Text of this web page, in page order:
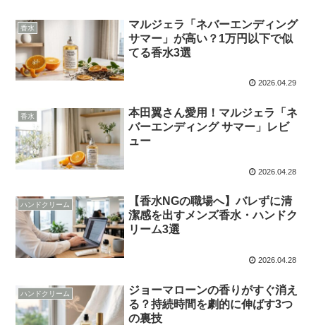
香水
マルジェラ「ネバーエンディング
サマー」が高い？1万円以下で似
てる香水3選
2026.04.29
香水
本田翼さん愛用！マルジェラ「ネ
バーエンディング サマー」レビ
ュー
2026.04.28
ハンドクリーム
【香水NGの職場へ】バレずに清
潔感を出すメンズ香水・ハンドク
リーム3選
2026.04.28
ハンドクリーム
ジョーマローンの香りがすぐ消え
る？持続時間を劇的に伸ばす3つ
の裏技